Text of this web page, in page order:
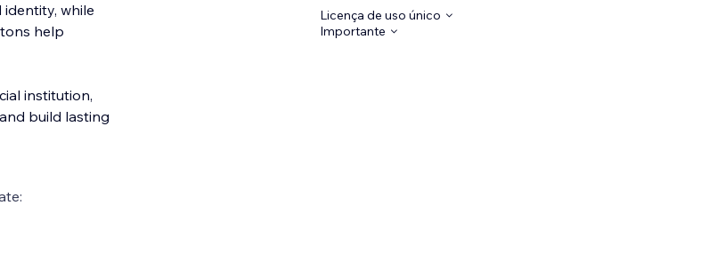
while
help
institution,
build lasting
Licença de uso único
Importante